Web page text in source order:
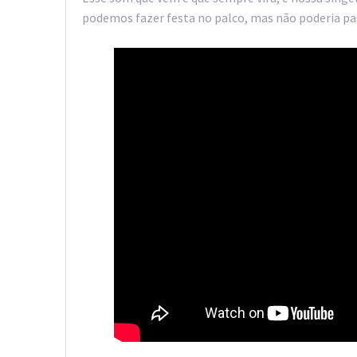
podemos fazer festa no palco, mas não poderia